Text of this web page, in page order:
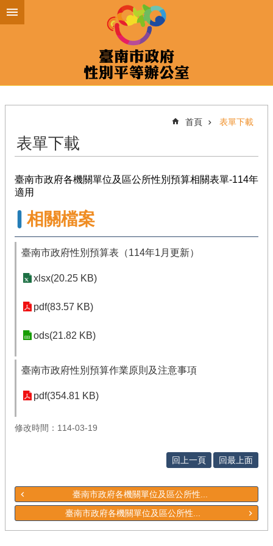
跳到主要內容區塊
首頁 表單下載
表單下載
臺南市政府各機關單位及區公所性別預算相關表單-114年
適用
相關檔案
臺南市政府性別預算表（114年1月更新）
xlsx(20.25 KB)
pdf(83.57 KB)
ods(21.82 KB)
臺南市政府性別預算作業原則及注意事項
pdf(354.81 KB)
修改時間：114-03-19
回上一頁 回最上面
臺南市政府各機關單位及區公所性...
臺南市政府各機關單位及區公所性...